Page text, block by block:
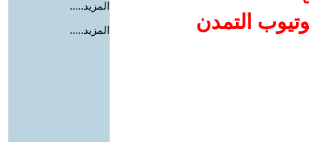
التمدن
المزيد.....
المزيد.....